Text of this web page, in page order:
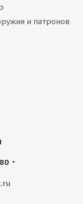
и патронов